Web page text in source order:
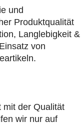
und
Produktqualität
Langlebigkeit &
von
mit der Qualität
wir nur auf